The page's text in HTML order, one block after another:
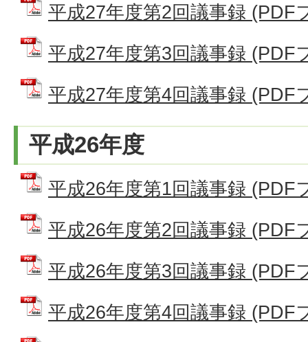
平成27年度第2回議事録 (PDF
平成27年度第3回議事録 (PDF
平成27年度第4回議事録 (PDF
平成26年度
平成26年度第1回議事録 (PDF
平成26年度第2回議事録 (PDF
平成26年度第3回議事録 (PDF
平成26年度第4回議事録 (PDF